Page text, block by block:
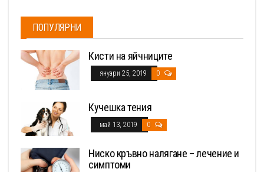
ПОПУЛЯРНИ
Кисти на яйчниците
януари 25, 2019 0
Кучешка тения
май 13, 2019 0
Ниско кръвно налягане – лечение и
симптоми